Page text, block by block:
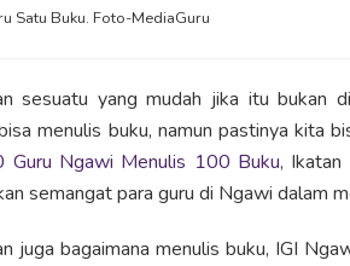
Satu Buku. Foto-MediaGuru
sesuatu yang mudah jika itu bukan
menulis buku, namun pastinya kita
Guru Ngawi Menulis 100 Buku, Ikatan
semangat para guru di Ngawi dalam
juga bagaimana menulis buku, IGI